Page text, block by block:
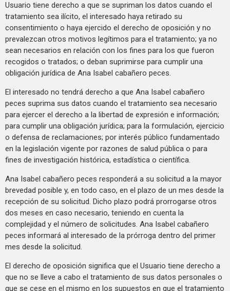
Usuario tiene derecho a que se supriman los datos cuando el
tratamiento sea ilícito, el interesado haya retirado su
consentimiento o haya ejercido el derecho de oposición y no
prevalezcan otros motivos legítimos para el tratamiento; ya no
sean necesarios en relación con los fines para los que fueron
recogidos o tratados; o deban suprimirse para cumplir una
obligación jurídica de Ana Isabel cabañero peces.
El interesado no tendrá derecho a que Ana Isabel cabañero
peces suprima sus datos cuando el tratamiento sea necesario
para ejercer el derecho a la libertad de expresión e información;
para cumplir una obligación jurídica; para la formulación, ejercicio
o defensa de reclamaciones; por interés público fundamentado
en la legislación vigente por razones de salud pública o para
fines de investigación histórica, estadística o científica.
Ana Isabel cabañero peces responderá a su solicitud a la mayor
brevedad posible y, en todo caso, en el plazo de un mes desde la
recepción de su solicitud. Dicho plazo podrá prorrogarse otros
dos meses en caso necesario, teniendo en cuenta la
complejidad y el número de solicitudes. Ana Isabel cabañero
peces informará al interesado de la prórroga dentro del primer
mes desde la solicitud.
El derecho de oposición significa que el Usuario tiene derecho a
que no se lleve a cabo el tratamiento de sus datos personales o
que se cese en el mismo en los supuestos en que el tratamiento